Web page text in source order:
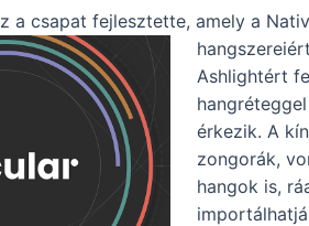
a csapat fejlesztette, amely a
Ashlightért
érkezik. A
zongorák,
hangok is,